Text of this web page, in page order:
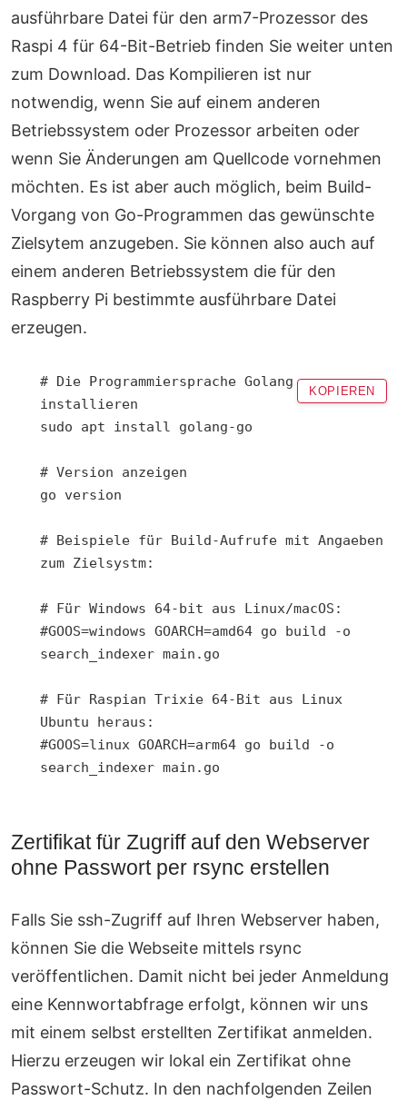
ausführbare Datei für den arm7-Prozessor des
Raspi 4 für 64-Bit-Betrieb finden Sie weiter unten
zum Download. Das Kompilieren ist nur
notwendig, wenn Sie auf einem anderen
Betriebssystem oder Prozessor arbeiten oder
wenn Sie Änderungen am Quellcode vornehmen
möchten. Es ist aber auch möglich, beim Build-
Vorgang von Go-Programmen das gewünschte
Zielsytem anzugeben. Sie können also auch auf
einem anderen Betriebssystem die für den
Raspberry Pi bestimmte ausführbare Datei
erzeugen.
# Die Programmiersprache Golang
installieren
sudo apt install golang-go
# Version anzeigen
go version
# Beispiele für Build-Aufrufe mit Angaeben
zum Zielsystm:
# Für Windows 64-bit aus Linux/macOS:
#GOOS=windows GOARCH=amd64 go build -o
search_indexer main.go
# Für Raspian Trixie 64-Bit aus Linux
Ubuntu heraus:
#GOOS=linux GOARCH=arm64 go build -o
KOPIEREN
Zertifikat für Zugriff auf den Webserver
ohne Passwort per rsync erstellen
Falls Sie ssh-Zugriff auf Ihren Webserver haben,
können Sie die Webseite mittels rsync
veröffentlichen. Damit nicht bei jeder Anmeldung
eine Kennwortabfrage erfolgt, können wir uns
mit einem selbst erstellten Zertifikat anmelden.
Hierzu erzeugen wir lokal ein Zertifikat ohne
Passwort-Schutz. In den nachfolgenden Zeilen